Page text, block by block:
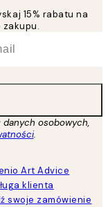
15% rabatu na
osobowych,
.
Art Advice
klienta
swoje zamówienie